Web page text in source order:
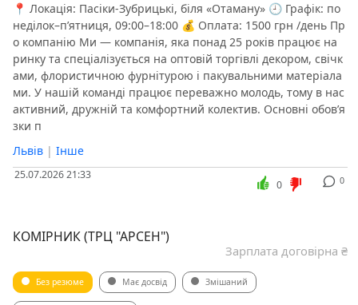
📍 Локація: Пасіки-Зубрицькі, біля «Отаману» 🕘 Графік: по
неділок–п’ятниця, 09:00–18:00 💰 Оплата: 1500 грн /день Пр
о компанію Ми — компанія, яка понад 25 років працює на
ринку та спеціалізується на оптовій торгівлі декором, свічк
ами, флористичною фурнітурою і пакувальними матеріала
ми. У нашій команді працює переважно молодь, тому в нас
активний, дружній та комфортний колектив. Основні обов’я
зки п
Львів | Інше
25.07.2026 21:33 0
0
КОМІРНИК (ТРЦ "АРСЕН")
Зарплата договірна ₴
Без резюме Має досвід Змішаний